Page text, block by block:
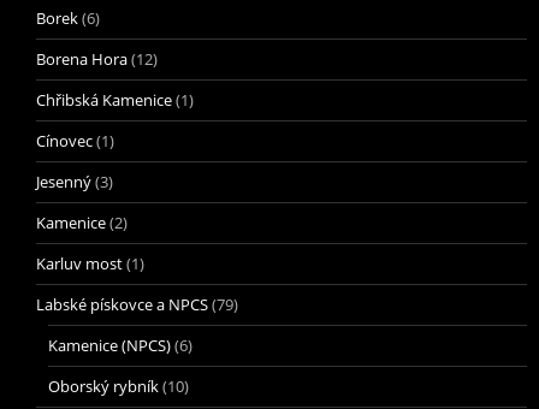
Borek(6)
Borena Hora(12)
Chřibská Kamenice(1)
Cínovec(1)
Jesenný(3)
Kamenice(2)
Karluv most(1)
Labské pískovce a NPCS(79)
Kamenice (NPCS)(6)
Oborský rybník(10)